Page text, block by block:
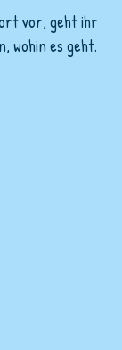
vor, geht ihr
wohin es geht.